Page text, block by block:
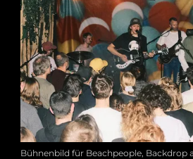
Bühnenbild für Beachpeople, Backdrop